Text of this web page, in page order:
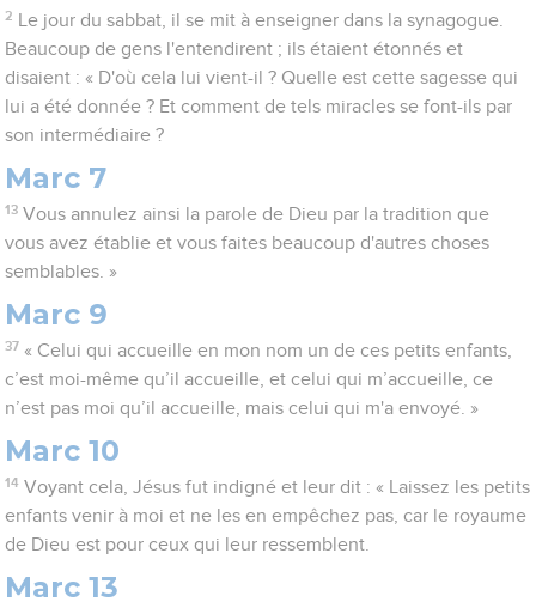
2
Le jour du sabbat, il se mit à enseigner dans la synagogue.
Beaucoup de gens l'entendirent ; ils étaient étonnés et
disaient : « D'où cela lui vient-il ? Quelle est cette sagesse qui
lui a été donnée ? Et comment de tels miracles se font-ils par
son intermédiaire ?
Marc 7
13 Vous annulez ainsi la parole de Dieu par la tradition que
vous avez établie et vous faites beaucoup d'autres choses
semblables. »
Marc 9
37 « Celui qui accueille en mon nom un de ces petits enfants,
c’est moi-même qu’il accueille, et celui qui m’accueille, ce
n’est pas moi qu’il accueille, mais celui qui m'a envoyé. »
Marc 10
14 Voyant cela, Jésus fut indigné et leur dit : « Laissez les petits
enfants venir à moi et ne les en empêchez pas, car le royaume
de Dieu est pour ceux qui leur ressemblent.
Marc 13